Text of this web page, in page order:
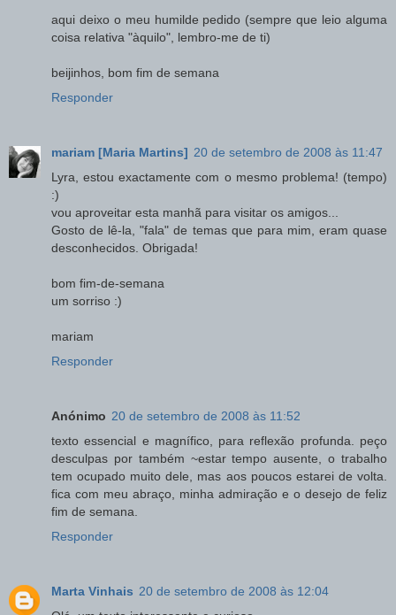
aqui deixo o meu humilde pedido (sempre que leio alguma
coisa relativa "àquilo", lembro-me de ti)
beijinhos, bom fim de semana
Responder
mariam [Maria Martins] 20 de setembro de 2008 às 11:47
Lyra, estou exactamente com o mesmo problema! (tempo)
:)
vou aproveitar esta manhã para visitar os amigos...
Gosto de lê-la, "fala" de temas que para mim, eram quase
desconhecidos. Obrigada!
bom fim-de-semana
um sorriso :)
mariam
Responder
Anónimo 20 de setembro de 2008 às 11:52
texto essencial e magnífico, para reflexão profunda. peço
desculpas por também ~estar tempo ausente, o trabalho
tem ocupado muito dele, mas aos poucos estarei de volta.
fica com meu abraço, minha admiração e o desejo de feliz
fim de semana.
Responder
Marta Vinhais 20 de setembro de 2008 às 12:04